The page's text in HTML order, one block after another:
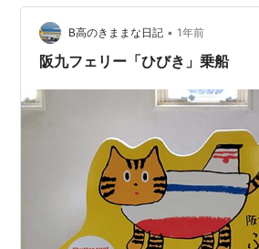
B高のきままな日記 • 1年前
阪九フェリー「ひびき」乗船